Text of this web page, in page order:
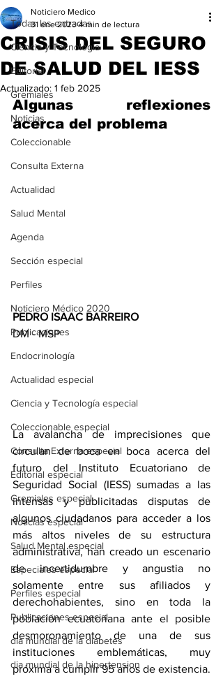
Todas las entradas
Ciencia y Tecnología
Editorial
Gremiales
Noticias
Coleccionable
Consulta Externa
Actualidad
Salud Mental
Agenda
Sección especial
Perfiles
Noticiero Médico 2020
Publicaciones
Endocrinología
Actualidad especial
Ciencia y Tecnología especial
Coleccionable especial
Consulta Externa especial
Editorial especial
Gremiales especial
Noticias especial
Salud Mental especial
Especiales especial
Perfiles especial
Publicaciones especial
dia mundial de la diabetes
dia mundial de la hipertension
CRISIS DEL SEGURO
DE SALUD DEL IESS
Noticiero Medico
31 ene 2023 4 min de lectura
Actualizado: 1 feb 2025
Algunas reflexiones
acerca del problema
PEDRO ISAAC BARREIRO
DM - MSP
La avalancha de imprecisiones que
circulan de boca en boca acerca del
futuro del Instituto Ecuatoriano de
Seguridad Social (IESS) sumadas a las
intensas y publicitadas disputas de
algunos ciudadanos para acceder a los
más altos niveles de su estructura
administrativa, han creado un escenario
de incertidumbre y angustia no
solamente entre sus afiliados y
derechohabientes, sino en toda la
población ecuatoriana ante el posible
desmoronamiento de una de sus
instituciones emblemáticas, muy
próxima a cumplir 95 años de existencia.